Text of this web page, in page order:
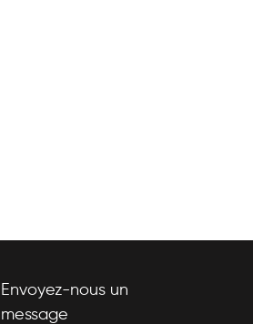
Envoyez-nous un
message